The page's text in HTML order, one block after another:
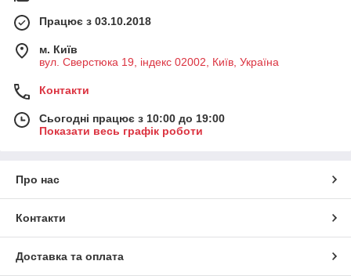
Працює з 03.10.2018
м. Київ
вул. Сверстюка 19, індекс 02002, Київ, Україна
Контакти
Сьогодні працює з 10:00 до 19:00
Показати весь графік роботи
Про нас
Контакти
Доставка та оплата